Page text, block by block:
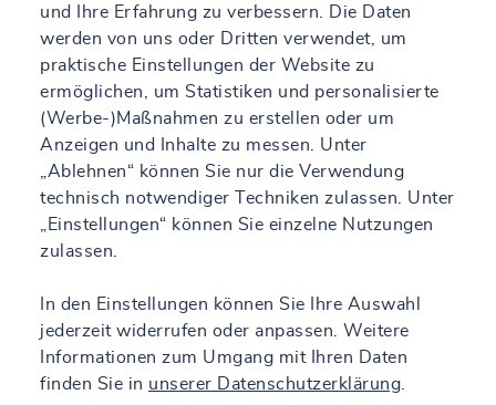
und Ihre Erfahrung zu verbessern. Die Daten
werden von uns oder Dritten verwendet, um
praktische Einstellungen der Website zu
ermöglichen, um Statistiken und personalisierte
(Werbe-)Maßnahmen zu erstellen oder um
Anzeigen und Inhalte zu messen. Unter
„Ablehnen“ können Sie nur die Verwendung
technisch notwendiger Techniken zulassen. Unter
„Einstellungen“ können Sie einzelne Nutzungen
zulassen.
In den Einstellungen können Sie Ihre Auswahl
jederzeit widerrufen oder anpassen. Weitere
Informationen zum Umgang mit Ihren Daten
finden Sie in unserer Datenschutzerklärung